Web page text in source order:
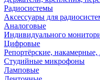
Радиосистемы
Аксессуары для
Аналоговые
Индивидуального
Цифровые
Репортёрские, накамерные,
Студийные микрофоны
Ламповые